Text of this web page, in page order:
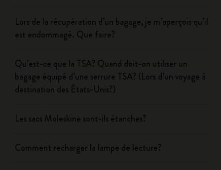
Lors de la récupération d’un bagage, je m’aperçois qu’il
est endommagé. Que faire?
Qu’est-ce que la TSA? Quand doit-on utiliser un
bagage équipé d’une serrure TSA? (Lors d’un voyage à
destination des États-Unis?)
Les sacs Moleskine sont-ils étanches?
Comment recharger la lampe de lecture?